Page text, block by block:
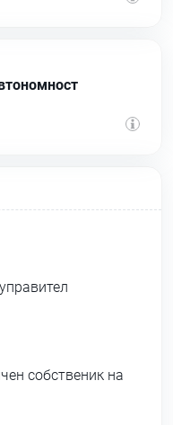
собственик на